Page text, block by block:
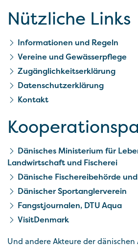
Nützliche Links
Informationen und Regeln
Vereine und Gewässerpflege
Zugänglichkeitserklärung
Datenschutzerklärung
Kontakt
Dänisches Ministerium für
Landwirtschaft und Fischerei
Dänische Fischereibehörde
Dänischer Sportanglerverein
Fangstjournalen, DTU Aqua
VisitDenmark
Und andere Akteure der dänischen